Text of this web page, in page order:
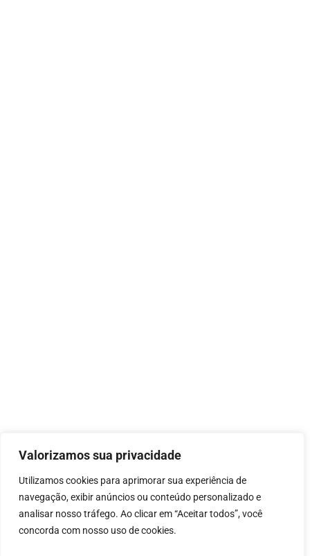
Valorizamos sua privacidade
Utilizamos cookies para aprimorar sua experiência de
navegação, exibir anúncios ou conteúdo personalizado e
analisar nosso tráfego. Ao clicar em “Aceitar todos”, você
concorda com nosso uso de cookies.